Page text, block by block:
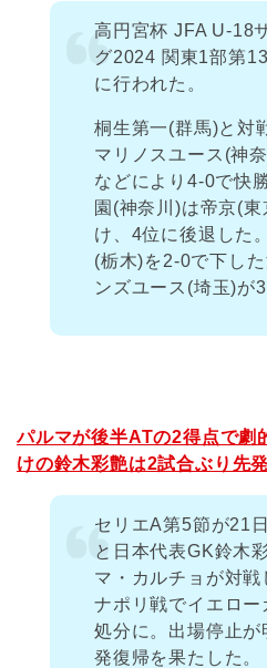
高円宮杯 JFA U-18
グ2024 関東1部第
に行われた。
桐生第一(群馬)と対
マリノスユース(神
などにより4-0で快
園(神奈川)は帝京(
け、4位に後退した
(栃木)を2-0で下し
ンズユース(埼玉)が
パルマが後半ATの2得点で
けの鈴木彩艶は2試合ぶり先
セリエA第5節が21
と日本代表GK鈴木
マ・カルチョが対
ナポリ戦でイエロ
処分に。出場停止
発復帰を果たした。